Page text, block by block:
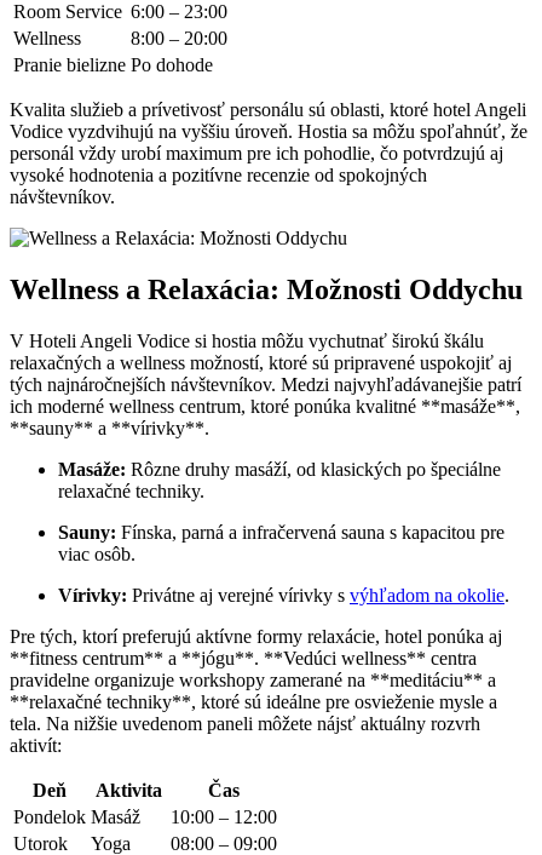
Room Service 6:00 – 23:00
Wellness
8:00 – 20:00
Pranie bielizne Po dohode
Kvalita služieb a prívetivosť personálu sú oblasti, ktoré hotel Angeli
Vodice vyzdvihujú na vyššiu úroveň. Hostia sa môžu spoľahnúť, že
personál vždy urobí maximum pre ich pohodlie, čo potvrdzujú aj
vysoké hodnotenia a pozitívne recenzie od spokojných
návštevníkov.
Wellness a Relaxácia: Možnosti Oddychu
V Hoteli Angeli Vodice si hostia môžu vychutnať širokú škálu
relaxačných a wellness možností, ktoré sú pripravené uspokojiť aj
tých najnáročnejších návštevníkov. Medzi najvyhľadávanejšie patrí
ich moderné wellness centrum, ktoré ponúka kvalitné **masáže**,
**sauny** a **vírivky**.
Masáže: Rôzne druhy masáží, od klasických po špeciálne
relaxačné techniky.
Sauny: Fínska, parná a infračervená sauna s kapacitou pre
viac osôb.
Vírivky: Privátne aj verejné vírivky s výhľadom na okolie.
Pre tých, ktorí preferujú aktívne formy relaxácie, hotel ponúka aj
**fitness centrum** a **jógu**. **Vedúci wellness** centra
pravidelne organizuje workshopy zamerané na **meditáciu** a
**relaxačné techniky**, ktoré sú ideálne pre osvieženie mysle a
tela. Na nižšie uvedenom paneli môžete nájsť aktuálny rozvrh
aktivít:
Deň Aktivita
Čas
Pondelok Masáž
10:00 – 12:00
Utorok
Yoga
08:00 – 09:00